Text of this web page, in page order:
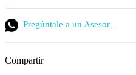
Pregúntale a un Asesor
Compartir